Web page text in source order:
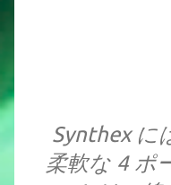
Synthex に
柔軟な 4 ポ